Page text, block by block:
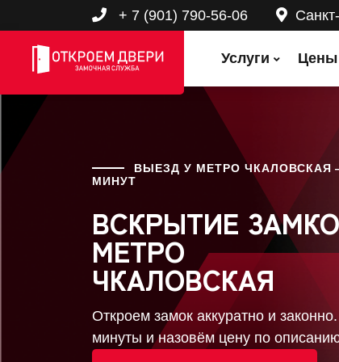
+ 7 (901) 790-56-06
Услуги Цены
ВЫЕЗД У МЕТРО ЧКАЛОВСКАЯ
МИНУТ
ВСКРЫТИЕ
МЕТРО
ЧКАЛОВСКАЯ
Откроем замок аккуратно и
минуты и назовём цену по